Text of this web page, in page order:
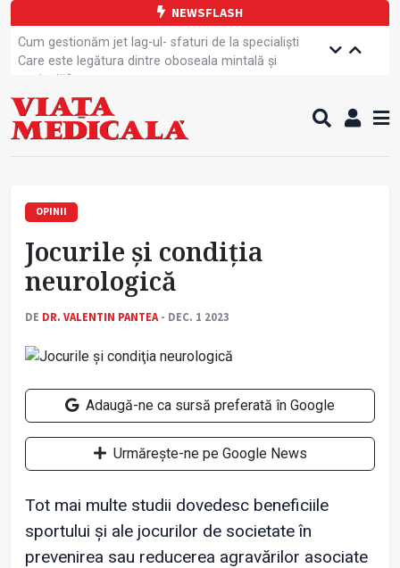
NEWSFLASH
Cum gestionăm jet lag-ul- sfaturi de la specialiști
Care este legătura dintre oboseala mintală și
caniculă?
Campanie de prevenție dedicată sportivelor
Un nou studiu pentru testarea unui vaccin împotriva
tulpinei Bundibugyo a virusului Ebola
sănătate
Demersuri pentru acces transfrontalier la date
medicale
Contractul cadru ar putea fi modificat
temporar
OPINII
Jocurile și condiţia
neurologică
DE DR. VALENTIN PANTEA - DEC. 1 2023
Adaugă-ne ca sursă preferată în Google
Urmărește-ne pe Google News
Tot mai multe studii dovedesc beneficiile
sportului și ale jocurilor de societate în
prevenirea sau reducerea agravărilor asociate